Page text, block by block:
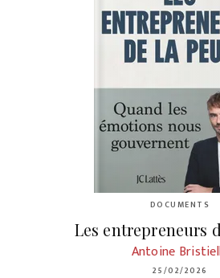
DOCUMENTS
Les entrepreneurs
Antoine
25/02/2026